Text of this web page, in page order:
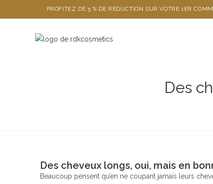
PROFITEZ DE 5 % DE RÉDUCTION SUR VOTRE 1ER
Des
Des cheveux longs, oui, mais en
Beaucoup pensent qu’en ne coupant jamais leurs